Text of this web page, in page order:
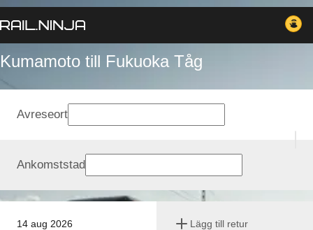
Kumamoto till Fukuoka Tåg
14 aug 2026 Lägg till retur
Avreseort
Ankomststad